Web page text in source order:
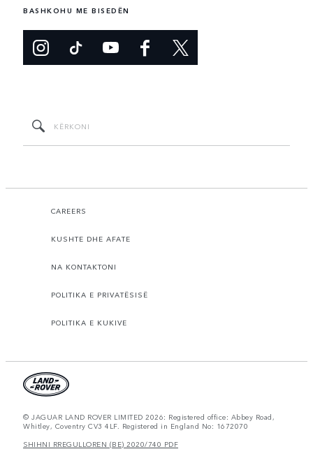
BASHKOHU ME BISEDËN
CAREERS
KUSHTE DHE AFATE
NA KONTAKTONI
POLITIKA E PRIVATËSISË
POLITIKA E KUKIVE
© JAGUAR LAND ROVER LIMITED 2026: Registered office: Abbey Road,
Whitley, Coventry CV3 4LF. Registered in England No: 1672070
SHIHNI RREGULLOREN (BE) 2020/740 PDF